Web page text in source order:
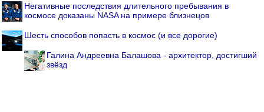
Негативные последствия длительного пребывания в
космосе доказаны NASA на примере близнецов
Шесть способов попасть в космос (и все дорогие)
Галина Андреевна Балашова - архитектор, достигший
звёзд